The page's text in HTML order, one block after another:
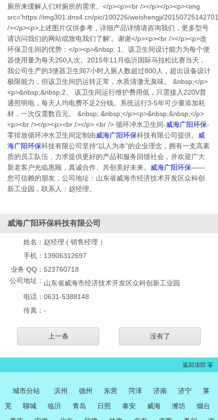
厕所来缓解人们对厕所的需求。</p><p><br /></p></p><p><img
src='https://img301.dns4.cn/pic/100226/weishengji/
/></p><p>上述图片仅供参考，详细产品详情请咨询我们，更多型号
请访问我们的网站或致电我们了解'。谢谢</p><p><br /></p><p>改
环保卫生间的优势：</p><p>&nbsp; 1、该卫生间设计能力为每个便
器使用量为每天250人次。2015年11月临沂国际马拉松比赛当天，
我公司生产的3便器卫生间7小时入厕人数超过800人，超出设备设计
极限能力，但该卫生间扔运转正常，水质清澈无臭味。 &nbsp;</p>
<p>&nbsp;&nbsp;2、 该卫生间运行维护费用低，只需接入220V普
通照明电，每天人均电费不足2分钱。系统运行3-5年可少量添加耗
材，一次仅需数百元。 &nbsp; &nbsp;</p><p>&nbsp;&nbsp;</p>
<p><br /></p><p><br /></p> <br /> 循环冲水卫生间-威海广阳环保-
零排放循环冲水卫生间定制由威海广阳环保科技有限公司提供。
威
海广阳环保科技有限公司坚持“以人为本”的企业理念，拥有一支高素
质的员工队伍，力求提供更好的产品和服务回馈社会，并欢迎广大
新老客户光临惠顾，真诚合作、共创美好未来。
威海广阳环保——
您可信赖的朋友，公司地址：山东省威海市经济技术开发区众科创
新工业园，联系人：赵经理。
威海广阳环保科技有限公司
姓名： 赵经理 ( 销售经理 ）
手机： 13906312697
业务 QQ： 523760718
公司地址： 山东省威海市经济技术开发区众科创新工业园
电话： 0631-5388148
传真： -
上一条 没有了
返回顶部
城市分站 滨州 德州 东营 菏泽 济南 济宁
莱
芜
聊城 临沂 青岛 日照 泰安 威海 潍坊
烟台